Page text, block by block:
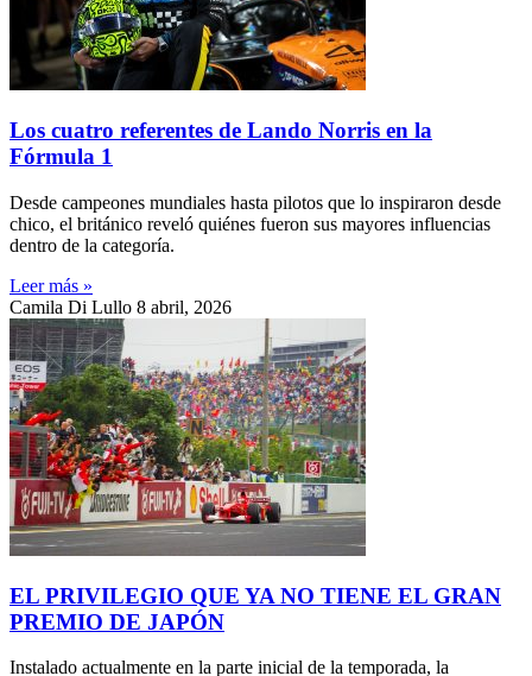
Los cuatro referentes de Lando Norris en la
Fórmula 1
Desde campeones mundiales hasta pilotos que lo inspiraron desde
chico, el británico reveló quiénes fueron sus mayores influencias
dentro de la categoría.
Leer más »
Camila Di Lullo 8 abril, 2026
EL PRIVILEGIO QUE YA NO TIENE EL GRAN
PREMIO DE JAPÓN
Instalado actualmente en la parte inicial de la temporada, la